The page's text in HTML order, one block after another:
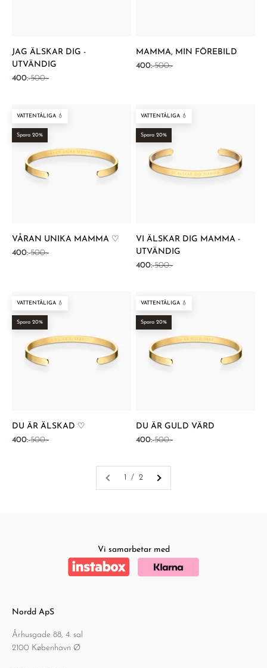
JAG ÄLSKAR DIG -
UTVÄNDIG
REA-pris
400:-Pris
500:-
MAMMA, MIN FÖREBILD
REA-pris
400:-Pris
500:-
VATTENTÅLIGA 💧
Spara 20%
VÅRAN UNIKA MAMMA ♡
REA-pris
400:-Pris
500:-
VATTENTÅLIGA 💧
Spara 20%
VI ÄLSKAR DIG MAMMA -
UTVÄNDIG
REA-pris
400:-Pris
500:-
VATTENTÅLIGA 💧
Spara 20%
DU ÄR ÄLSKAD ♡
REA-pris
400:-Pris
500:-
VATTENTÅLIGA 💧
Spara 20%
DU ÄR GULD VÄRD
REA-pris
400:-Pris
500:-
1 / 2
Vi samarbetar med
Nordd ApS
Århusgade 88, 4. sal
2100 København Ø